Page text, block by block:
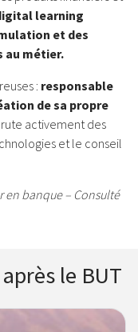
learning
et des
au métier.
: responsable
de sa propre
activement des
et le conseil
en banque – Consulté
le BUT